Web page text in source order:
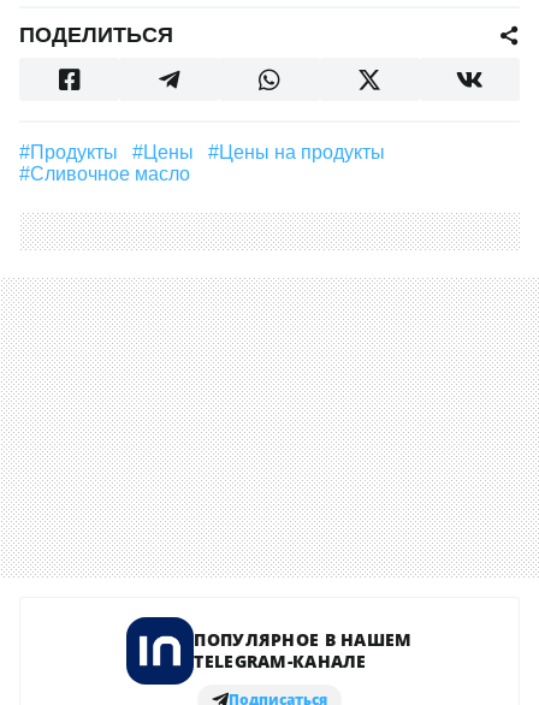
ПОДЕЛИТЬСЯ
#продукты #цены
#Цены на продукты
#Сливочное масло